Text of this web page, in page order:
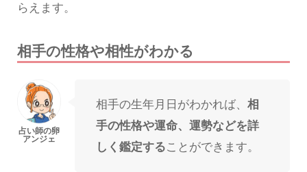
らえます。
相手の性格や相性がわかる
相手の生年月日がわかれば、 相
手の性格や運命、運勢などを詳
しく鑑定することができます。